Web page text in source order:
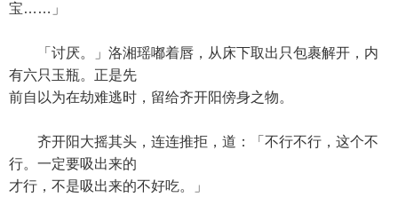
宝……」
「讨厌。」洛湘瑶嘟着唇，从床下取出只包裹解开，内
有六只玉瓶。正是先
前自以为在劫难逃时，留给齐开阳傍身之物。
齐开阳大摇其头，连连推拒，道：「不行不行，这个不
行。一定要吸出来的
才行，不是吸出来的不好吃。」